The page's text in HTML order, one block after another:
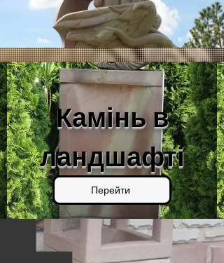
Камінь в
ландшафті
Перейти